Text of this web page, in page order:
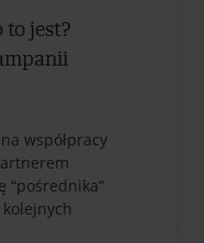
jest?
współpracy
“pośrednika”